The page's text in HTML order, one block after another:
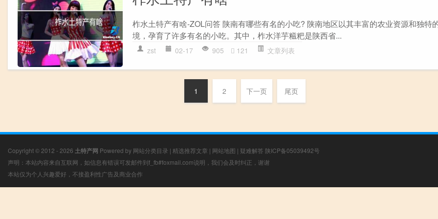
柞水土特产有啥-ZOL问答 陕南有哪些有名的小吃? 陕南地区以其丰富的农业资源和独特
境，孕育了许多有名的小吃。其中，柞水洋芋糍粑是陕西省...
zst 02-17 905 121 文章列表
1 2 下一页 尾页
Copyright © 2012 - 2026 土特产网 Powered by 网站分类目录 | 精选推荐文章 | 网站地图 | 疑难解答 陕ICP备05039492号
声明：本站内容来自互联网，如信息有错误可发邮件到f_fb#foxmail.com说明，我们会及时纠正，谢谢
本站仅为个人兴趣爱好，不接盈利性广告及商业合作